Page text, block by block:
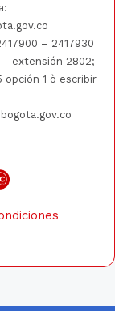
– 2417930
- extensión 2802;
opción 1 ò escribir